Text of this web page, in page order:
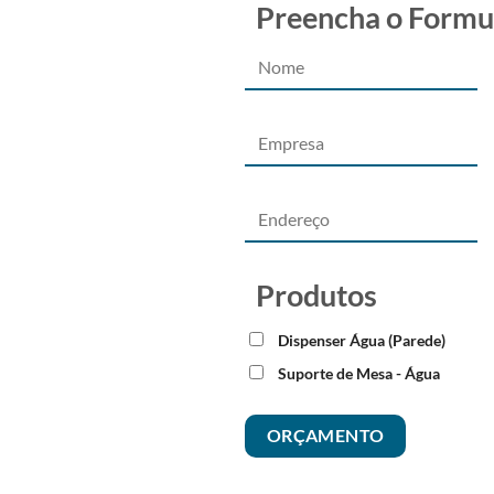
Preencha o
Produtos
Dispenser Água (Parede)
Suporte de Mesa - Água